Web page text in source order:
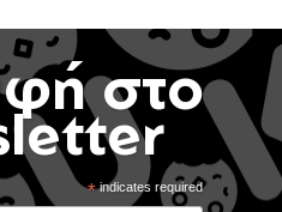
στο
*indicates required